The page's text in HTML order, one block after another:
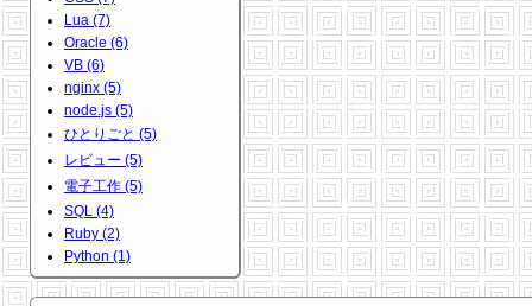
Lua (7)
Oracle (6)
VB (6)
nginx (5)
node.js (5)
ひとりごと (5)
レビュー (5)
電子工作 (5)
SQL (4)
Ruby (2)
Python (1)